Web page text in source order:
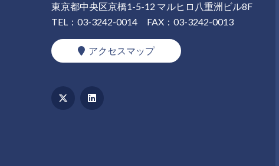
東京都中央区京橋1-5-12 マルヒロ八重洲ビル8F
TEL：03-3242-0014 FAX：03-3242-0013
アクセスマップ